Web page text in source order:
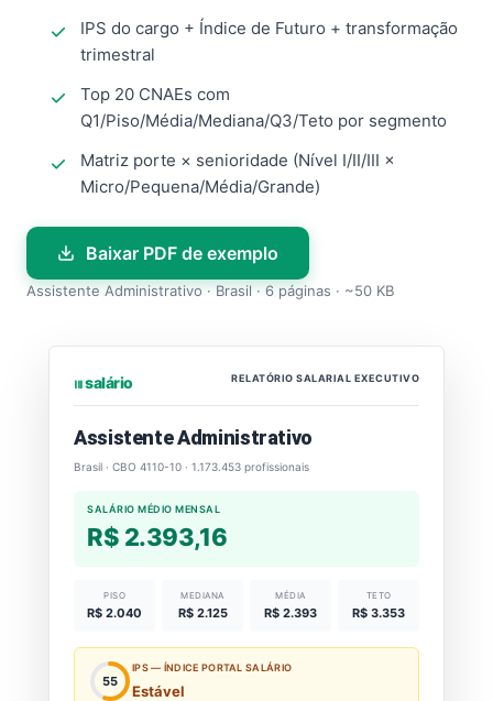
IPS do cargo + Índice de Futuro + transformação
trimestral
Top 20 CNAEs com
Q1/Piso/Média/Mediana/Q3/Teto por segmento
Matriz porte × senioridade (Nível I/II/III ×
Micro/Pequena/Média/Grande)
Baixar PDF de exemplo
Assistente Administrativo · Brasil · 6 páginas · ~50 KB
⏐⏐⏐ salário RELATÓRIO SALARIAL EXECUTIVO
Assistente Administrativo
Brasil · CBO 4110-10 · 1.173.453 profissionais
SALÁRIO MÉDIO MENSAL
R$ 2.393,16
PISO
R$ 2.040
MEDIANA
R$ 2.125
MÉDIA
R$ 2.393
TETO
R$ 3.353
55
IPS — ÍNDICE PORTAL SALÁRIO
Estável